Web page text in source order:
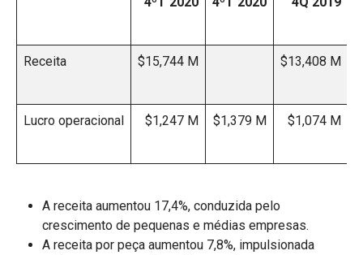
Receita $15,744 M $13,408 M
Lucro operacional $1,247 M $1,379 M $1,074 M
A receita aumentou 17,4%, conduzida pelo
crescimento de pequenas e médias empresas.
A receita por peça aumentou 7,8%, impulsionada